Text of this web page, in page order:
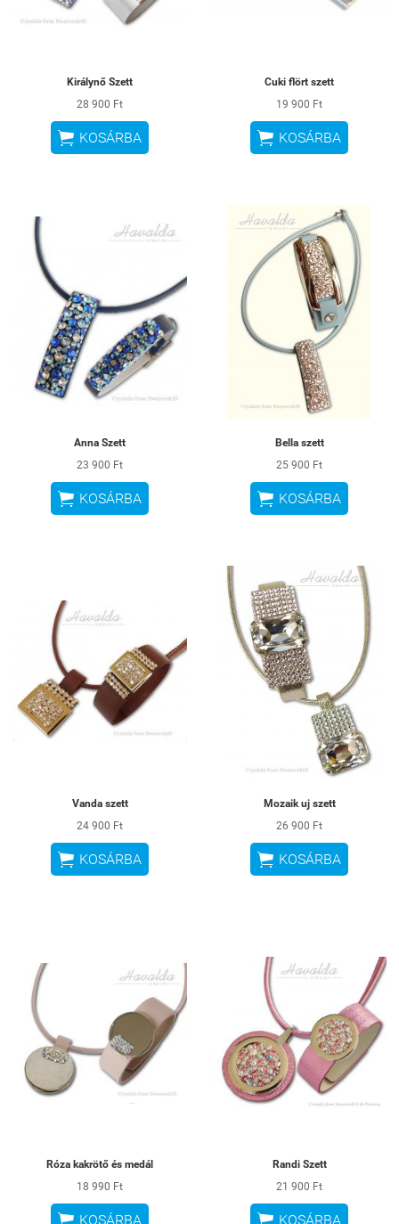
Királynő Szett
28 900 Ft
 KOSÁRBA
Cuki flört szett
19 900 Ft
 KOSÁRBA
Anna Szett
23 900 Ft
 KOSÁRBA
Bella szett
25 900 Ft
 KOSÁRBA
Vanda szett
24 900 Ft
 KOSÁRBA
Mozaik uj szett
26 900 Ft
 KOSÁRBA
Róza kakrötő és medál
18 990 Ft
KOSÁRBA
Randi Szett
21 900 Ft
KOSÁRBA